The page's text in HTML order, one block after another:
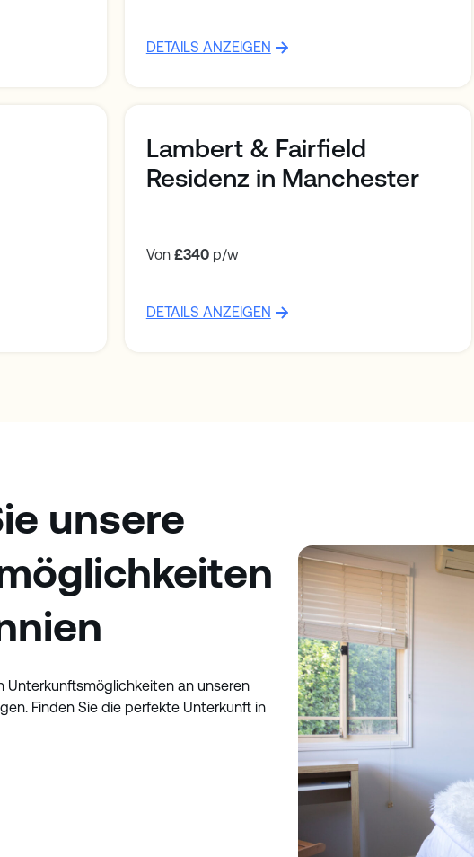
DETAILS ANZEIGEN
Lambert & Fairfield
Residenz in Manchester
Von £340p/w
DETAILS ANZEIGEN
unsere
Unterkunftsmöglichkeiten an unseren
Finden Sie die perfekte Unterkunft in